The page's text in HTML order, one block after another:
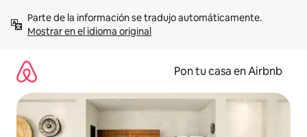
contenidoMostrar en el idioma original
Pon tu casa en Airbnb